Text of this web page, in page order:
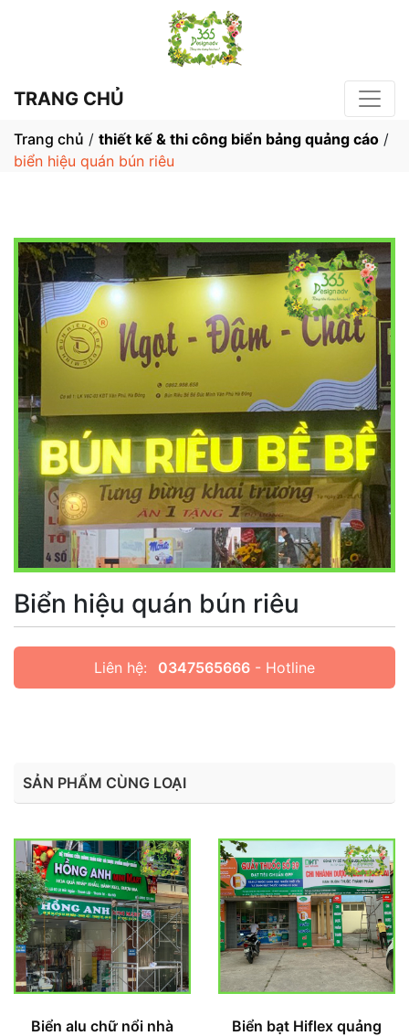
TRANG CHỦ
Trang chủ / thiết kế & thi công biển bảng quảng cáo /
biển hiệu quán bún riêu
Biển hiệu quán bún riêu
Liên hệ: 0347565666 - Hotline
SẢN PHẨM CÙNG LOẠI
Biển alu chữ nổi nhà
Biển bạt Hiflex quảng